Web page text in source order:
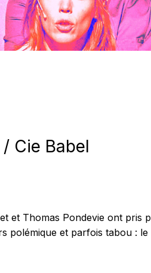
Cie Babel
et Thomas Pondevie ont pris
polémique et parfois tabou : le